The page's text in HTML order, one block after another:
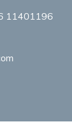
11401196